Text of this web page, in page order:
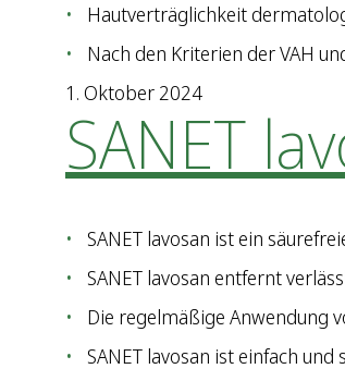
Hautverträglichkeit
Nach den Kriterien der VAH
1. Oktober 2024
SANET
SANET lavosan ist ein
SANET lavosan entfernt
Die regelmäßige Anwendung
SANET lavosan ist einfach